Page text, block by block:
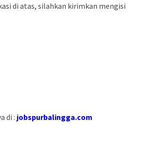
di atas, silahkan kirimkan mengisi
di : jobspurbalingga.com